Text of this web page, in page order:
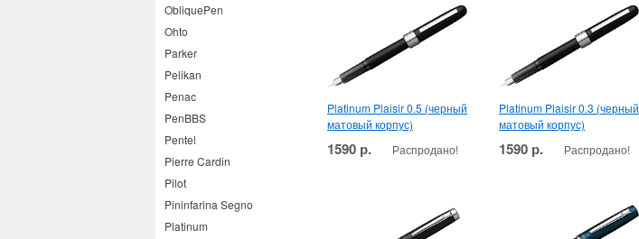
ObliquePen
Ohto
Parker
Pelikan
Penac
PenBBS
Pentel
Pierre Cardin
Pilot
Pininfarina Segno
Platinum
Platinum Plaisir 0.5 (черный
матовый корпус)
1590 р. Распродано!
Platinum Plaisir 0.3 (черный
матовый корпус)
1590 р. Распродано!